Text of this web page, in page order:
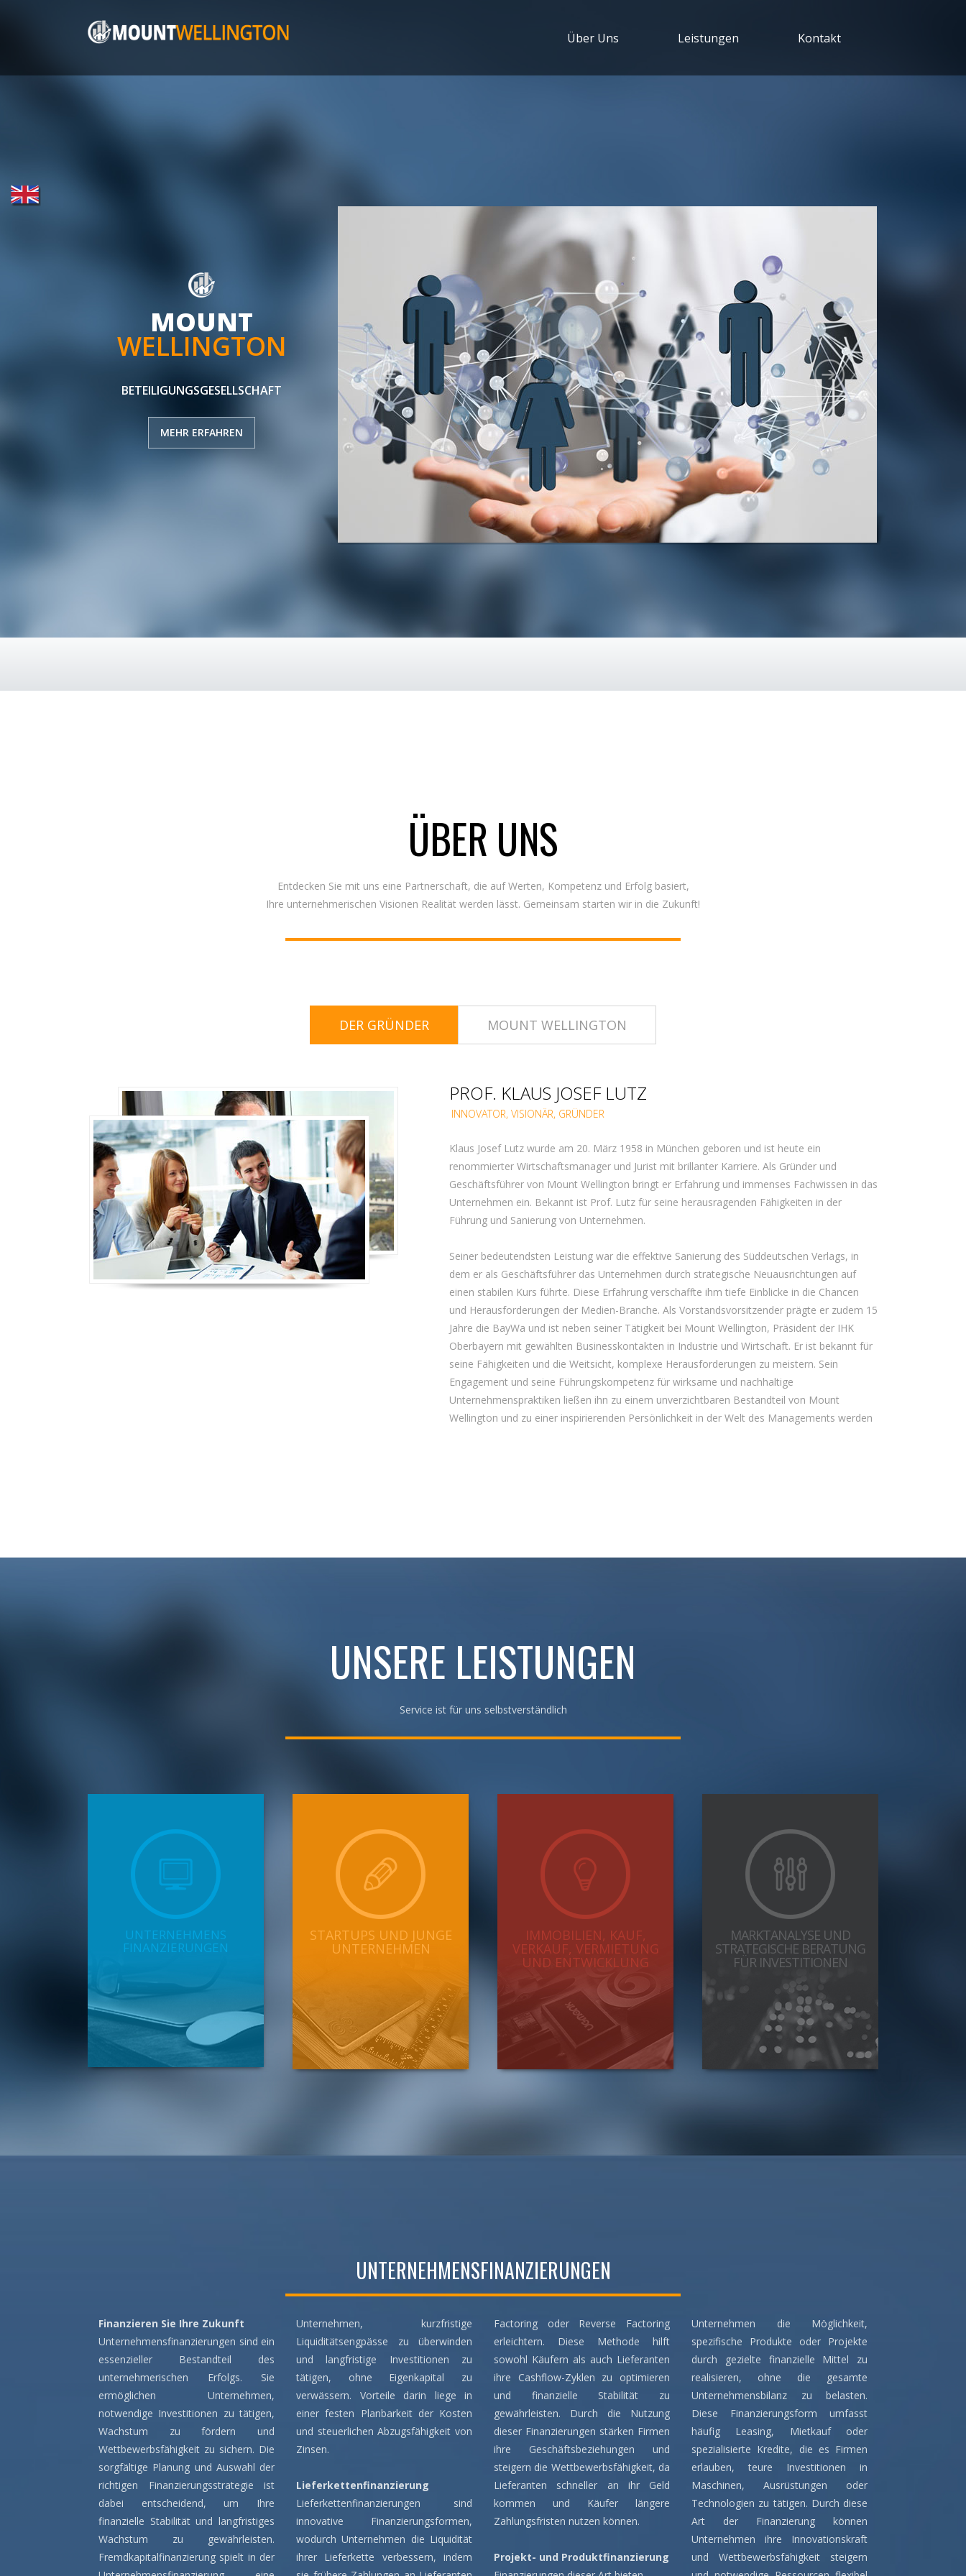
Über Uns Leistungen Kontakt
MOUNT
WELLINGTON
BETEILIGUNGSGESELLSCHAFT
MEHR ERFAHREN
ÜBER UNS
Entdecken Sie mit uns eine Partnerschaft, die auf Werten, Kompetenz und Erfolg basiert,
Ihre unternehmerischen Visionen Realität werden lässt. Gemeinsam starten wir in die Zukunft!
DER GRÜNDER MOUNT WELLINGTON
PROF. KLAUS JOSEF LUTZ
INNOVATOR, VISIONÄR, GRÜNDER
Klaus Josef Lutz wurde am 20. März 1958 in München geboren und ist heute ein
renommierter Wirtschaftsmanager und Jurist mit brillanter Karriere. Als Gründer und
Geschäftsführer von Mount Wellington bringt er Erfahrung und immenses Fachwissen in das
Unternehmen ein. Bekannt ist Prof. Lutz für seine herausragenden Fähigkeiten in der
Führung und Sanierung von Unternehmen.
Seiner bedeutendsten Leistung war die effektive Sanierung des Süddeutschen Verlags, in
dem er als Geschäftsführer das Unternehmen durch strategische Neuausrichtungen auf
einen stabilen Kurs führte. Diese Erfahrung verschaffte ihm tiefe Einblicke in die Chancen
und Herausforderungen der Medien-Branche. Als Vorstandsvorsitzender prägte er zudem 15
Jahre die BayWa und ist neben seiner Tätigkeit bei Mount Wellington, Präsident der IHK
Oberbayern mit gewählten Businesskontakten in Industrie und Wirtschaft. Er ist bekannt für
seine Fähigkeiten und die Weitsicht, komplexe Herausforderungen zu meistern. Sein
Engagement und seine Führungskompetenz für wirksame und nachhaltige
Unternehmenspraktiken ließen ihn zu einem unverzichtbaren Bestandteil von Mount
Wellington und zu einer inspirierenden Persönlichkeit in der Welt des Managements werden
UNSERE LEISTUNGEN
Service ist für uns selbstverständlich
UNTERNEHMENS
FINANZIERUNGEN
STARTUPS UND JUNGE
UNTERNEHMEN
IMMOBILIEN, KAUF,
VERKAUF, VERMIETUNG
UND ENTWICKLUNG
MARKTANALYSE UND
STRATEGISCHE BERATUNG
FÜR INVESTITIONEN
UNTERNEHMENSFINANZIERUNGEN
Finanzieren Sie Ihre Zukunft
Unternehmensfinanzierungen sind ein
essenzieller Bestandteil des
unternehmerischen Erfolgs. Sie
ermöglichen Unternehmen,
notwendige Investitionen zu tätigen,
Wachstum zu fördern und
Wettbewerbsfähigkeit zu sichern. Die
sorgfältige Planung und Auswahl der
richtigen Finanzierungsstrategie ist
dabei entscheidend, um Ihre
finanzielle Stabilität und langfristiges
Wachstum zu gewährleisten.
Fremdkapitalfinanzierung spielt in der
Unternehmen, kurzfristige
Liquiditätsengpässe zu überwinden
und langfristige Investitionen zu
tätigen, ohne Eigenkapital zu
verwässern. Vorteile darin liege in
einer festen Planbarkeit der Kosten
und steuerlichen Abzugsfähigkeit von
Zinsen.
Lieferkettenfinanzierung
Lieferkettenfinanzierungen sind
innovative Finanzierungsformen,
wodurch Unternehmen die Liquidität
ihrer Lieferkette verbessern, indem
Factoring oder Reverse Factoring
erleichtern. Diese Methode hilft
sowohl Käufern als auch Lieferanten
ihre Cashflow-Zyklen zu optimieren
und finanzielle Stabilität zu
gewährleisten. Durch die Nutzung
dieser Finanzierungen stärken Firmen
ihre Geschäftsbeziehungen und
steigern die Wettbewerbsfähigkeit, da
Lieferanten schneller an ihr Geld
kommen und Käufer längere
Zahlungsfristen nutzen können.
Projekt- und Produktfinanzierung
Unternehmen die Möglichkeit,
spezifische Produkte oder Projekte
durch gezielte finanzielle Mittel zu
realisieren, ohne die gesamte
Unternehmensbilanz zu belasten.
Diese Finanzierungsform umfasst
häufig Leasing, Mietkauf oder
spezialisierte Kredite, die es Firmen
erlauben, teure Investitionen in
Maschinen, Ausrüstungen oder
Technologien zu tätigen. Durch diese
Art der Finanzierung können
Unternehmen ihre Innovationskraft
und Wettbewerbsfähigkeit steigern